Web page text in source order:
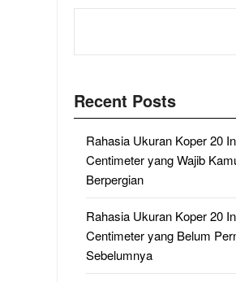
Recent Posts
Rahasia Ukuran Koper 20
Centimeter yang Wajib
Berpergian
Rahasia Ukuran Koper 20
Centimeter yang Belum
Sebelumnya